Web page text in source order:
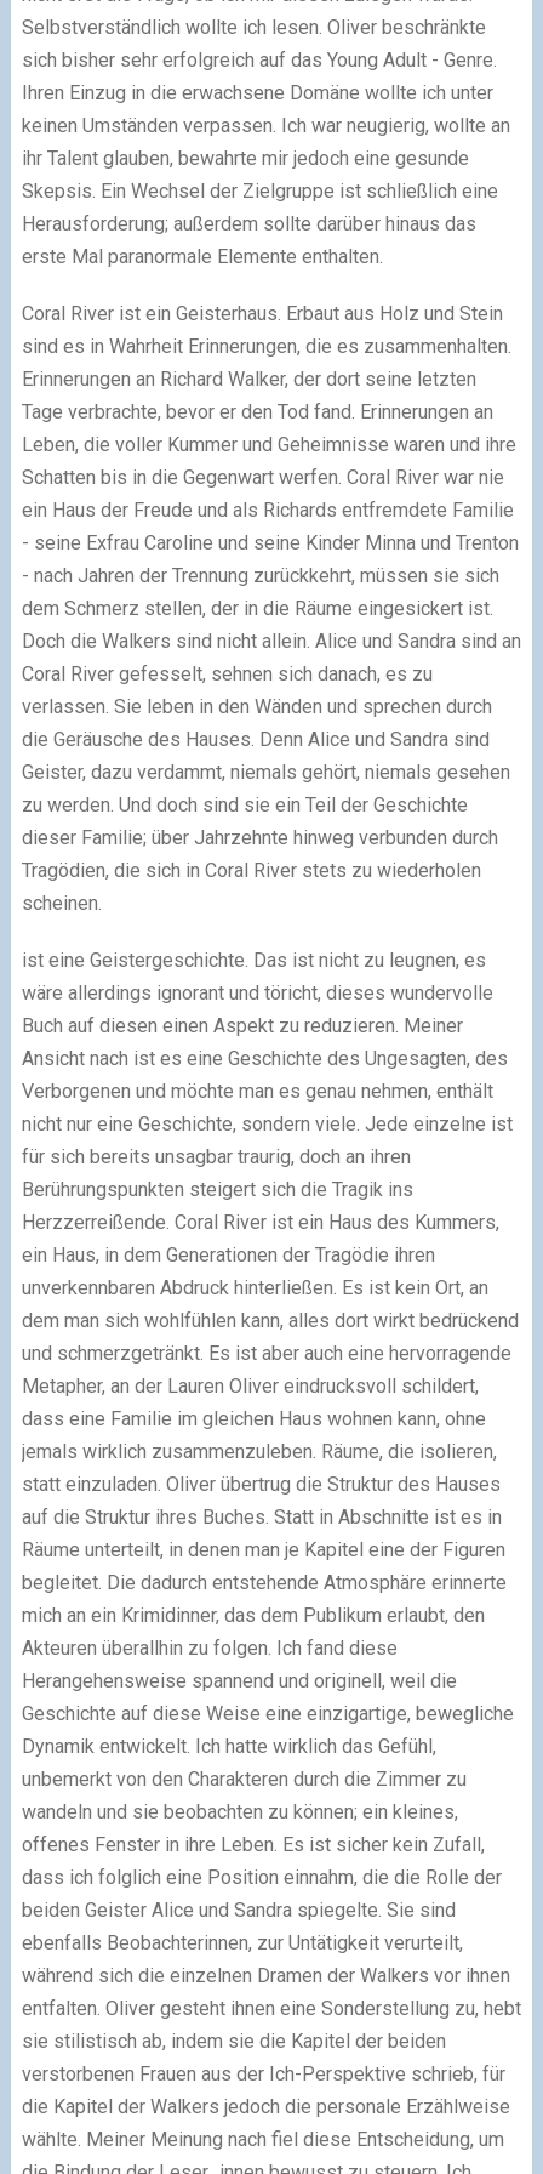
Selbstverständlich wollte ich lesen. Oliver beschränkte
sich bisher sehr erfolgreich auf das Young Adult - Genre.
Ihren Einzug in die erwachsene Domäne wollte ich unter
keinen Umständen verpassen. Ich war neugierig, wollte an
ihr Talent glauben, bewahrte mir jedoch eine gesunde
Skepsis. Ein Wechsel der Zielgruppe ist schließlich eine
Herausforderung; außerdem sollte darüber hinaus das
erste Mal paranormale Elemente enthalten.
Coral River ist ein Geisterhaus. Erbaut aus Holz und Stein
sind es in Wahrheit Erinnerungen, die es zusammenhalten.
Erinnerungen an Richard Walker, der dort seine letzten
Tage verbrachte, bevor er den Tod fand. Erinnerungen an
Leben, die voller Kummer und Geheimnisse waren und ihre
Schatten bis in die Gegenwart werfen. Coral River war nie
ein Haus der Freude und als Richards entfremdete Familie
- seine Exfrau Caroline und seine Kinder Minna und Trenton
- nach Jahren der Trennung zurückkehrt, müssen sie sich
dem Schmerz stellen, der in die Räume eingesickert ist.
Doch die Walkers sind nicht allein. Alice und Sandra sind an
Coral River gefesselt, sehnen sich danach, es zu
verlassen. Sie leben in den Wänden und sprechen durch
die Geräusche des Hauses. Denn Alice und Sandra sind
Geister, dazu verdammt, niemals gehört, niemals gesehen
zu werden. Und doch sind sie ein Teil der Geschichte
dieser Familie; über Jahrzehnte hinweg verbunden durch
Tragödien, die sich in Coral River stets zu wiederholen
scheinen.
ist eine Geistergeschichte. Das ist nicht zu leugnen, es
wäre allerdings ignorant und töricht, dieses wundervolle
Buch auf diesen einen Aspekt zu reduzieren. Meiner
Ansicht nach ist es eine Geschichte des Ungesagten, des
Verborgenen und möchte man es genau nehmen, enthält
nicht nur eine Geschichte, sondern viele. Jede einzelne ist
für sich bereits unsagbar traurig, doch an ihren
Berührungspunkten steigert sich die Tragik ins
Herzzerreißende. Coral River ist ein Haus des Kummers,
ein Haus, in dem Generationen der Tragödie ihren
unverkennbaren Abdruck hinterließen. Es ist kein Ort, an
dem man sich wohlfühlen kann, alles dort wirkt bedrückend
und schmerzgetränkt. Es ist aber auch eine hervorragende
Metapher, an der Lauren Oliver eindrucksvoll schildert,
dass eine Familie im gleichen Haus wohnen kann, ohne
jemals wirklich zusammenzuleben. Räume, die isolieren,
statt einzuladen. Oliver übertrug die Struktur des Hauses
auf die Struktur ihres Buches. Statt in Abschnitte ist es in
Räume unterteilt, in denen man je Kapitel eine der Figuren
begleitet. Die dadurch entstehende Atmosphäre erinnerte
mich an ein Krimidinner, das dem Publikum erlaubt, den
Akteuren überallhin zu folgen. Ich fand diese
Herangehensweise spannend und originell, weil die
Geschichte auf diese Weise eine einzigartige, bewegliche
Dynamik entwickelt. Ich hatte wirklich das Gefühl,
unbemerkt von den Charakteren durch die Zimmer zu
wandeln und sie beobachten zu können; ein kleines,
offenes Fenster in ihre Leben. Es ist sicher kein Zufall,
dass ich folglich eine Position einnahm, die die Rolle der
beiden Geister Alice und Sandra spiegelte. Sie sind
ebenfalls Beobachterinnen, zur Untätigkeit verurteilt,
während sich die einzelnen Dramen der Walkers vor ihnen
entfalten. Oliver gesteht ihnen eine Sonderstellung zu, hebt
sie stilistisch ab, indem sie die Kapitel der beiden
verstorbenen Frauen aus der Ich-Perspektive schrieb, für
die Kapitel der Walkers jedoch die personale Erzählweise
wählte. Meiner Meinung nach fiel diese Entscheidung, um